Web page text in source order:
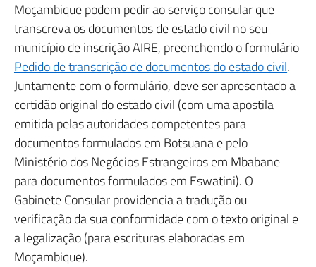
Moçambique podem pedir ao serviço consular que
transcreva os documentos de estado civil no seu
município de inscrição AIRE, preenchendo o formulário
Pedido de transcrição de documentos do estado civil.
Juntamente com o formulário, deve ser apresentado a
certidão original do estado civil (com uma apostila
emitida pelas autoridades competentes para
documentos formulados em Botsuana e pelo
Ministério dos Negócios Estrangeiros em Mbabane
para documentos formulados em Eswatini). O
Gabinete Consular providencia a tradução ou
verificação da sua conformidade com o texto original e
a legalização (para escrituras elaboradas em
Moçambique).